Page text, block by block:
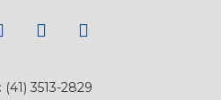
(41) 3513-2829